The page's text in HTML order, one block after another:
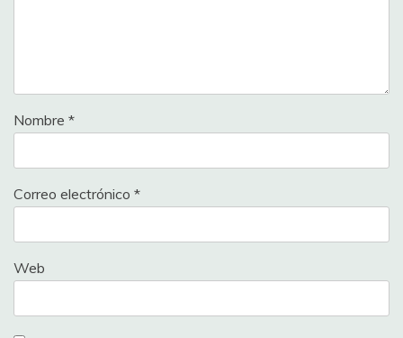
Nombre *
Correo electrónico *
Web